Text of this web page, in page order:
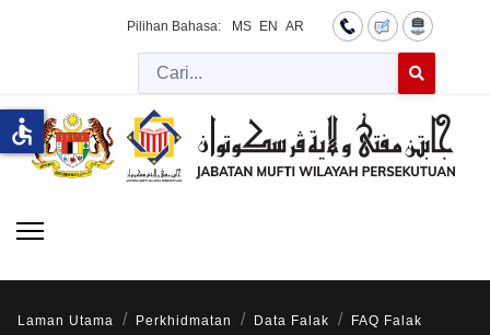
Pilihan Bahasa: MS EN AR
Cari
Laman Utama Perkhidmatan Data Falak FAQ Falak
accessible